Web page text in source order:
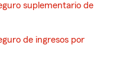
suplementario de
de ingresos por